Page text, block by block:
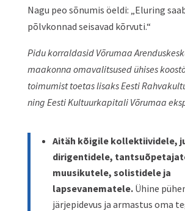
Nagu peo sõnumis öeldi: „Eluring
põlvkonnad seisavad kõrvuti.“
Pidu korraldasid Võrumaa
maakonna omavalitsused ühises
toimumist toetas lisaks Eesti
ning Eesti Kultuurkapitali Võrumaa
Aitäh kõigile kollektiividele,
dirigentidele,
muusikutele, solistidele ja
lapsevanematele. Ühine
järjepidevus ja armastus oma